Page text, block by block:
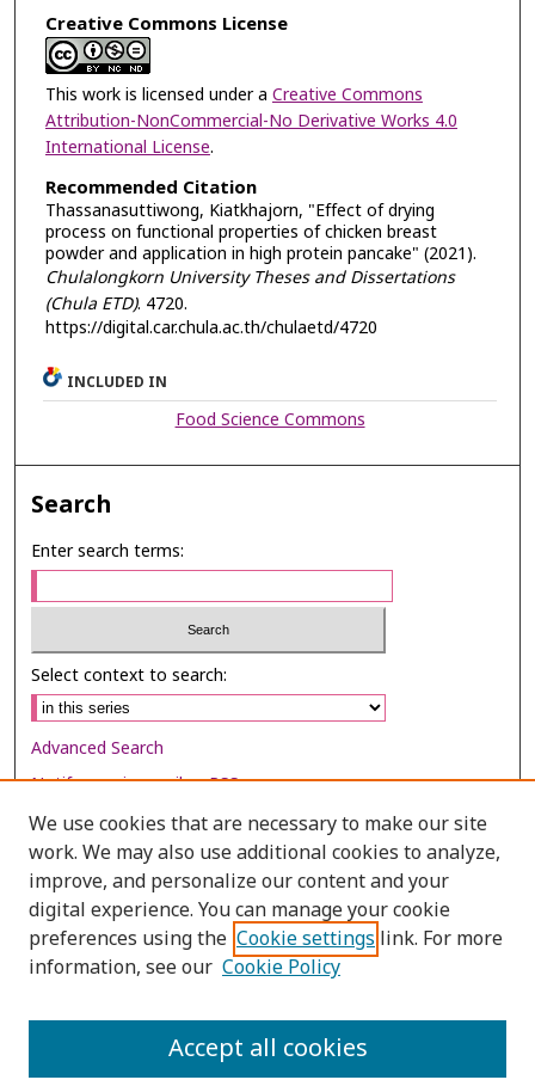
Creative Commons License
This work is licensed under a Creative Commons
Attribution-NonCommercial-No Derivative Works 4.0
International License.
Recommended Citation
Thassanasuttiwong, Kiatkhajorn, "Effect of drying
process on functional properties of chicken breast
powder and application in high protein pancake" (2021).
Chulalongkorn University Theses and Dissertations
(Chula ETD). 4720.
https://digital.car.chula.ac.th/chulaetd/4720
INCLUDED IN
Food Science Commons
Search
Enter search terms:
Select context to search:
Advanced Search
Notify me via email orRSS
Browse
Collections
Disciplines
Authors
We use cookies that are necessary to make our site
work. We may also use additional cookies to analyze,
improve, and personalize our content and your
digital experience. You can manage your cookie
preferences using the Cookie settings link. For more
information, see our Cookie Policy
Accept all cookies